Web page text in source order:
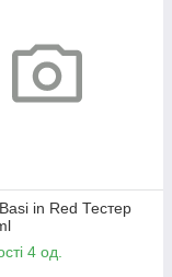
in Red Тестер
4 од.